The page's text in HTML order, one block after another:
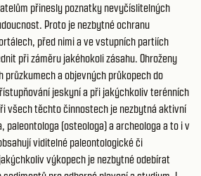
přinesly poznatky nevyčíslitelných
Proto je nezbytné ochranu
před nimi a ve vstupních partiích
při záměru jakéhokoli zásahu. Ohroženy
průzkumech a objevných průkopech do
jeskyní a při jakýchkoliv terénních
všech těchto činnostech je nezbytná aktivní
paleontologa (osteologa) a archeologa a to i v
viditelné paleontologické či
výkopech je nezbytné odebírat